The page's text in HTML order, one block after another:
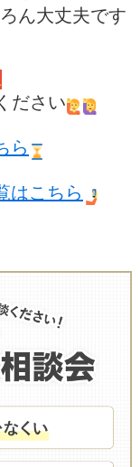
ん大丈夫です
ださい
ら
はこちら